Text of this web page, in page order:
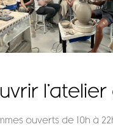
ouverts de 10h à